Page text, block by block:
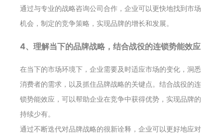
通过与专业的战略咨询公司合作，企业可以更快地找到市场
机会，制定的竞争策略，实现品牌的增长和发展。
4、理解当下的品牌战略，结合战役的连锁势能效应
在当下的市场环境下，企业需要及时适应市场的变化，洞悉
消费者的需求，以及抓住品牌战略的关键点。结合战役的连
锁势能效应，可以帮助企业在竞争中获得优势，实现品牌的
持续少有。
通过不断迭代对品牌战略的很新诠释，企业可以更好地应对